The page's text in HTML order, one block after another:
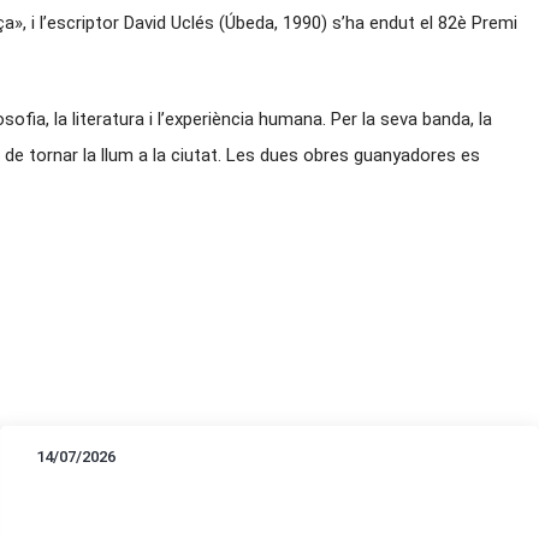
i l’escriptor David Uclés (Úbeda, 1990) s’ha endut el 82è Premi
la literatura i l’experiència humana. Per la seva banda, la
tornar la llum a la ciutat. Les dues obres guanyadores es
14/07/2026